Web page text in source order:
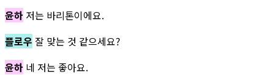
윤하 저는 바리톤이에요.
플로우 잘 맞는 것 같으세요?
윤하 네 저는 좋아요.